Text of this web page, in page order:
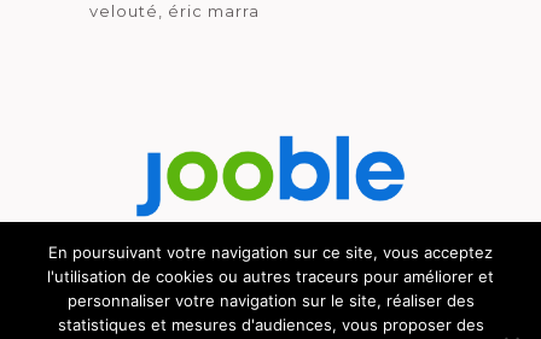
velouté
éric marra
Découvrez le métier de la cuisine.
En poursuivant votre navigation sur ce site, vous acceptez
l'utilisation de cookies ou autres traceurs pour améliorer et
personnaliser votre navigation sur le site, réaliser des
statistiques et mesures d'audiences, vous proposer des